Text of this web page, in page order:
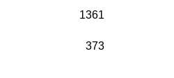
1361
373